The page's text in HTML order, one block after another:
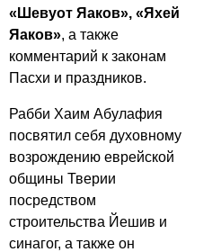
«Шевуот Яаков», «Яхей
Яаков», а также
комментарий к законам
Пасхи и праздников.
Рабби Хаим Абулафия
посвятил себя духовному
возрождению еврейской
общины Тверии
посредством
строительства Йешив и
синагог, а также он